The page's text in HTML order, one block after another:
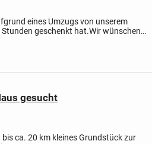
eines Umzugs von unserem
geschenkt hat.Wir wünschen
Hände...
gesucht
ca. 20 km kleines Grundstück zur